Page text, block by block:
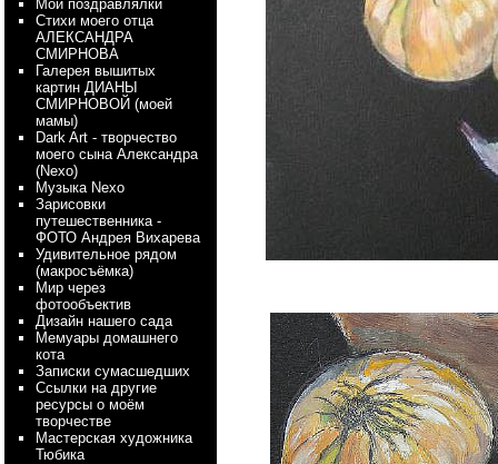
Мои поздравлялки
Стихи моего отца
АЛЕКСАНДРА
СМИРНОВА
Галерея вышитых
картин ДИАНЫ
СМИРНОВОЙ (моей
мамы)
Dark Art - творчество
моего сына Александра
(Nexo)
Myзыка Nexo
Зарисовки
путешественника -
ФОТО Андрея Вихарева
Удивительное рядом
(макросъёмка)
Мир через
фотообъектив
Дизайн нашего сада
Мемуары домашнего
кота
Записки сумасшедших
Ссылки на другие
ресурсы о моём
творчестве
Мастерская художника
Тюбика